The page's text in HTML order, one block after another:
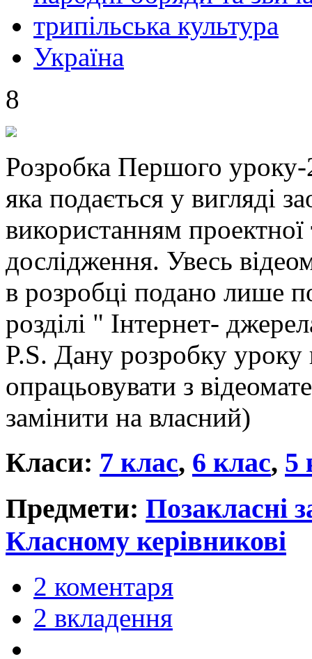
трипільська культура
Україна
8
Розробка Першого
яка подається у вигляді
використанням проектної
дослідження. Увесь
в розробці подано лише
розділі " Інтернет-
P.S. Дану розробку уроку
опрацьовувати з
замінити на власний)
Класи: 7 клас, 6 клас, 5
Предмети: Позакласні
Класному керівникові
2 коментаря
2 вкладення